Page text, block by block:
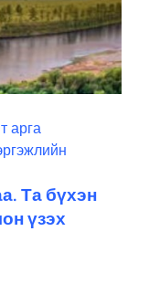
арга
Та бүхэн
үзэх